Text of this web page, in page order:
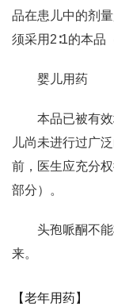
品在患儿中的剂
须采用2∶1的本品
婴儿用药
本品已被有
儿尚未进行过广
前，医生应充分
部分）。
头孢哌酮不
来。
【老年用药】